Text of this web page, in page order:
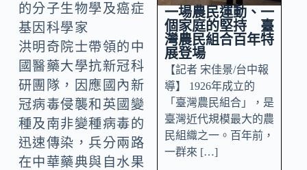
的分子生物學及癌症
基因科學家
洪明奇院士帶領的中
國醫藥大學抗新冠科
研團隊，因應國內新
冠病毒侵襲和英國變
種及南非變種病毒的
迅速傳染，兵分兩路
在中華藥典與自水果
一場農民運動、一
個家庭的堅持 臺
灣農民組合百年特
展登場
【記者 宋佳景/台中報
導】 1926年成立的
「臺灣農民組合」，是
臺灣近代規模最大的農
民組織之一。百年前，
一群來 […]